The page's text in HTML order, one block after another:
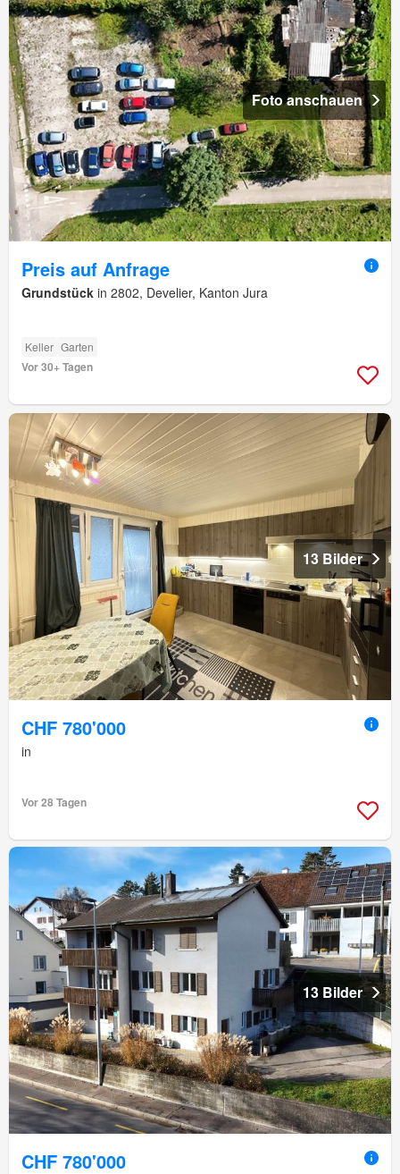
Foto anschauen
Preis auf Anfrage
Grundstück in 2802, Develier, Kanton Jura
Keller Garten
Vor 30+ Tagen
13 Bilder
CHF 780'000
in
Vor 28 Tagen
13 Bilder
CHF 780'000